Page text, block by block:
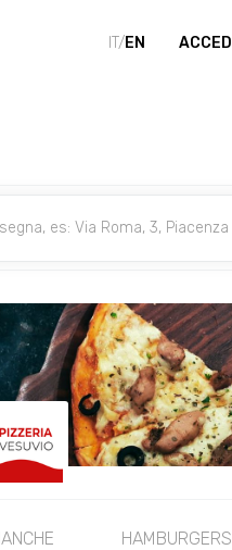
IT/EN ACCEDI
HAMBURGERS